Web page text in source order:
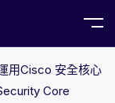
用Cisco 安全核心
Core